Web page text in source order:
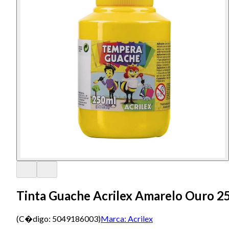
Tinta Guache Acrilex Amarelo Ouro
(C�digo: 5049186003)Marca: Acrilex